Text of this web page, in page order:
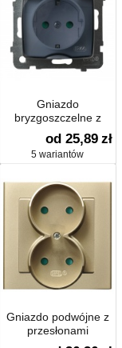
Gniazdo
bryzgoszczelne z
uziemieniem schuko
IP-44 z przesłonami
torów prądowych
od 25,89 zł
5 wariantów
Gniazdo podwójne z
przesłonami